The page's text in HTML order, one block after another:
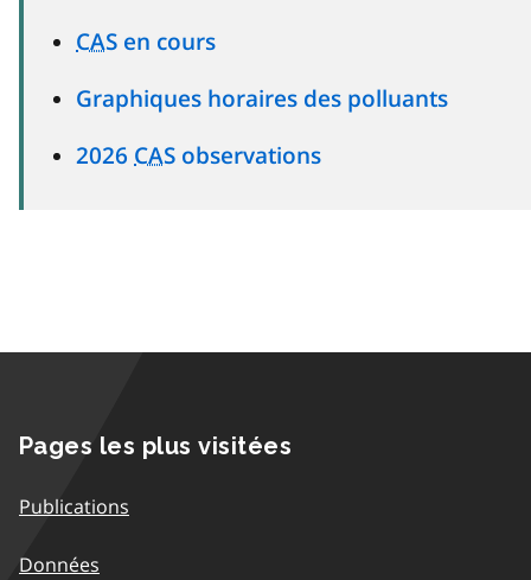
CAS en cours
Graphiques horaires des polluants
2026 CAS observations
Pages les plus visitées
Publications
Données